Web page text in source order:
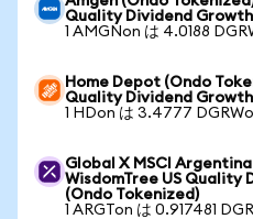
Quality Dividend
1 AMGNon は 4.0188
Home Depot (Ondo
Quality Dividend
1 HDon は 3.4777
Global X MSCI
WisdomTree US Quality
(Ondo Tokenized)
1 ARGTon は 0.917481